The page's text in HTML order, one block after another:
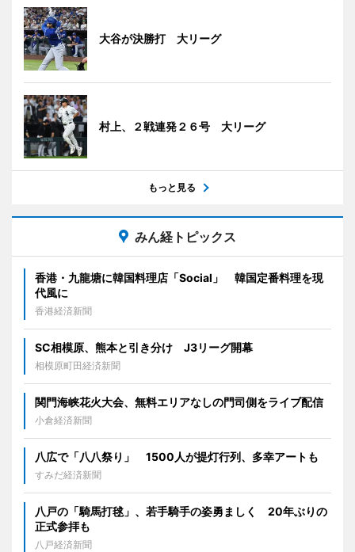
大谷が決勝打 大リーグ
村上、２戦連発２６号 大リーグ
もっと見る
みん経トピックス
香港・九龍塘に韓国料理店「Social」 韓国定番料理を現
代風に
香港経済新聞
SC相模原、熊本と引き分け J3リーグ開幕
相模原町田経済新聞
関門海峡花火大会、無料エリアなしの門司側をライブ配信
小倉経済新聞
八広で「八八祭り」 1500人が提灯行列、多幸アートも
すみだ経済新聞
八戸の「騎馬打毬」、若手騎手の姿勇ましく 20年ぶりの
正式参拝も
八戸経済新聞